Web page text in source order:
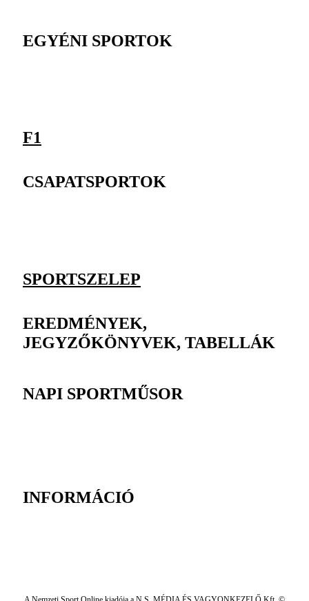
EGYÉNI SPORTOK
F1
CSAPATSPORTOK
SPORTSZELEP
EREDMÉNYEK,
JEGYZŐKÖNYVEK, TABELLÁK
NAPI SPORTMŰSOR
INFORMÁCIÓ